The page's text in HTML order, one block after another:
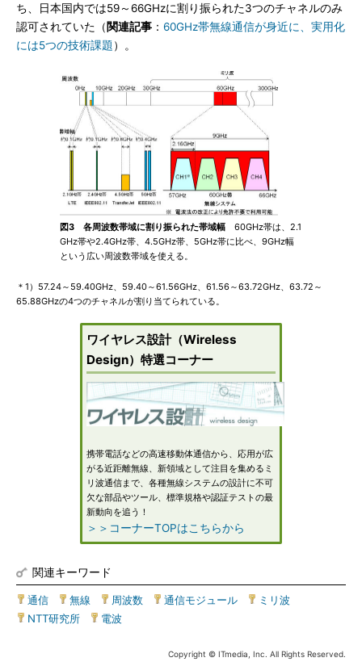
ち、日本国内では59～66GHzに割り振られた3つのチャネルのみ
認可されていた（関連記事 ： 60GHz帯無線通信が身近に、実用化
には5つの技術課題）。
図3 各周波数帯域に割り振られた帯域幅 60GHz帯は、2.1
GHz帯や2.4GHz帯、4.5GHz帯、5GHz帯に比べ、9GHz幅
という広い周波数帯域を使える。
＊1）57.24～59.40GHz、59.40～61.56GHz、61.56～63.72GHz、63.72～
65.88GHzの4つのチャネルが割り当てられている。
ワイヤレス設計（Wireless
Design）特選コーナー
携帯電話などの高速移動体通信から、応用が広
がる近距離無線、新領域として注目を集めるミ
リ波通信まで、各種無線システムの設計に不可
欠な部品やツール、標準規格や認証テストの最
新動向を追う！
＞＞コーナーTOPはこちらから
関連キーワード
通信 無線 周波数 通信モジュール ミリ波
NTT研究所
電波
Copyright © ITmedia, Inc. All Rights Reserved.